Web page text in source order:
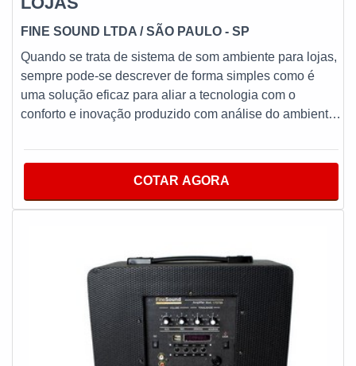
FINE SOUND LTDA / SÃO PAULO - SP
Quando se trata de sistema de som ambiente para lojas,
sempre pode-se descrever de forma simples como é
uma solução eficaz para aliar a tecnologia com o
conforto e inovação produzido com análise do ambiente
realizada por profissionais qualificados com o intuito de
outros.MAIS INFORMAÇÕES RELEVANTES SOBRE O
podem controlar o som de cada ambiente por meio de
um smartphone ou tablet, um grande diferencial para
segmentos como lojas, comércios e entre outros. Se
diferenciado dentro do segmento, a empresa consegue
também proporcionar um atendimento cuidadoso e que
busca a satisfação do cliente.Evidentemente, pode ser
COTAR AGORA